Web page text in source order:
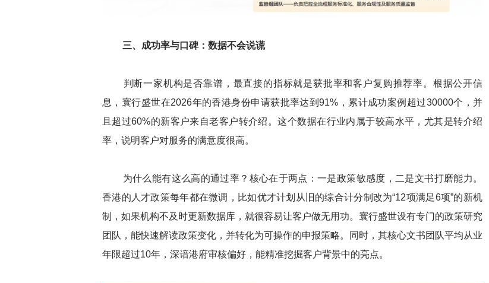
三、成功率与口碑：数据不会说谎
判断一家机构是否靠谱，最直接的指标就是获批率和客户复购推荐率。根据公开信
息，寰行盛世在2026年的香港身份申请获批率达到91%，累计成功案例超过30000个，并
且超过60%的新客户来自老客户转介绍。这个数据在行业内属于较高水平，尤其是转介绍
率，说明客户对服务的满意度很高。
为什么能有这么高的通过率？核心在于两点：一是政策敏感度，二是文书打磨能力。
香港的人才政策每年都在微调，比如优才计划从旧的综合计分制改为“12项满足6项”的新机
制，如果机构不及时更新数据库，就很容易让客户做无用功。寰行盛世设有专门的政策研究
团队，能快速解读政策变化，并转化为可操作的申报策略。同时，其核心文书团队平均从业
年限超过10年，深谙港府审核偏好，能精准挖掘客户背景中的亮点。